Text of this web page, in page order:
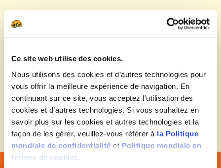
Ce site web utilise des cookies.
Nous utilisons des cookies et d’autres technologies pour
vous offrir la meilleure expérience de navigation. En
continuant sur ce site, vous acceptez l’utilisation des
cookies et d’autres technologies. Si vous souhaitez en
savoir plus sur les cookies et autres technologies et la
façon de les gérer, veuillez-vous référer à la Politique
mondiale de confidentialité et Politique mondiale en
termes de cookies.
Modes de cuisson
Modes de cuisson
Ingrédients
Ingrédients
Informations Nutritionnelles
Informations Nutritionnelles